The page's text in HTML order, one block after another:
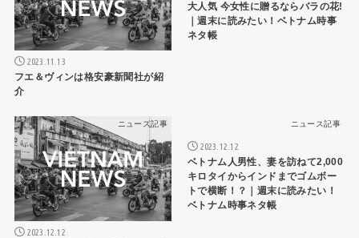
2023.11.13
フエ＆ヴィンは格安豪新聞社が紹
介
大人気 今女性に贈るならバラの花!
｜週末に読みたい！ベトナム時事
ネタ帳
ニュース記事
2023.12.12
ニュース記事
2023.12.12
ベトナム人男性、妻を訪ねて2,000
キロタイからインドまでゴムボー
トで横断！？｜週末に読みたい！
ベトナム時事ネタ帳